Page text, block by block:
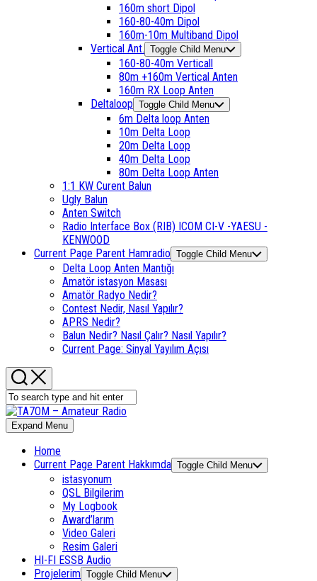
160m short Dipol
160-80-40m Dipol
160m-10m Multiband Dipol
Vertical Ant. Toggle Child Menu
160-80-40m Verticall
80m +160m Vertical Anten
160m RX Loop Anten
Deltaloop Toggle Child Menu
6m Delta loop Anten
10m Delta Loop
20m Delta Loop
40m Delta Loop
80m Delta Loop Anten
1:1 KW Curent Balun
Ugly Balun
Anten Switch
Radio Interface Box (RIB) ICOM CI-V -YAESU -
KENWOOD
Current Page Parent Hamradio Toggle Child Menu
Delta Loop Anten Mantığı
Amatör istasyon Masası
Amatör Radyo Nedir?
Contest Nedir, Nasıl Yapılır?
APRS Nedir?
Balun Nedir? Nasıl Çalır? Nasıl Yapılır?
Current Page: Sinyal Yayılım Açısı
Expand Menu
Home
Current Page Parent Hakkımda Toggle Child Menu
istasyonum
QSL Bilgilerim
My Logbook
Award’larım
Video Galeri
Resim Galeri
HI-FI ESSB Audio
Projelerim Toggle Child Menu